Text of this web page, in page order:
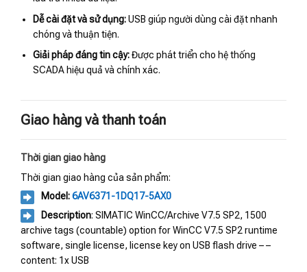
Dễ cài đặt và sử dụng:USB giúp người dùng cài đặt nhanh
chóng và thuận tiện.
Giải pháp đáng tin cậy:Được phát triển cho hệ thống
SCADA hiệu quả và chính xác.
Giao hàng và thanh toán
Thời gian giao hàng
Thời gian giao hàng của sản phẩm:
Model:6AV6371-1DQ17-5AX0
Description: SIMATIC WinCC/Archive V7.5 SP2, 1500
archive tags (countable) option for WinCC V7.5 SP2 runtime
software, single license, license key on USB flash drive – –
content: 1x USB